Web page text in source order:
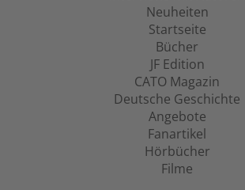
Neuheiten
Startseite
Bücher
JF Edition
CATO Magazin
Deutsche Geschichte
Angebote
Fanartikel
Hörbücher
Filme